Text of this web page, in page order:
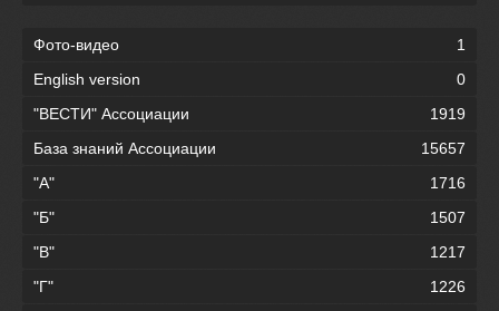
Фото-видео
1
English version
0
"ВЕСТИ" Ассоциации
1919
База знаний Ассоциации
15657
"А"
1716
"Б"
1507
"В"
1217
"Г"
1226